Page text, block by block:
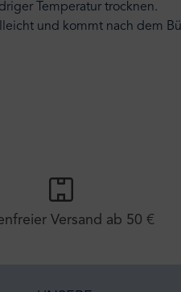
Temperatur trocknen.
und kommt nach dem
Versand ab 50 €